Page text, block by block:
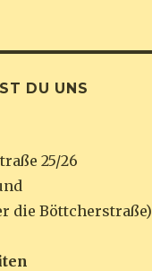
DU UNS
25/26
die Böttcherstraße)